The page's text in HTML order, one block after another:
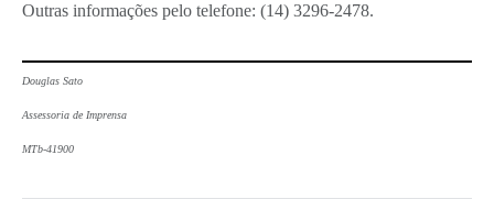
Outras informações pelo telefone: (14) 3296-2478.
Douglas Sato
Assessoria de Imprensa
MTb-41900